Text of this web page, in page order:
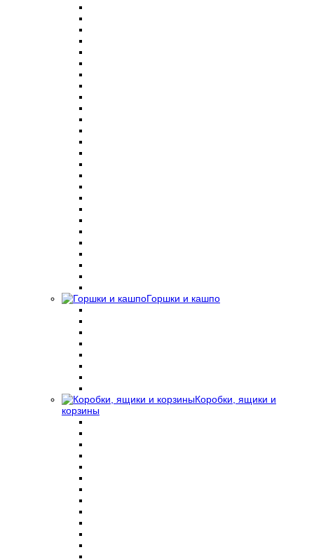
Горшки и кашпо
Коробки, ящики и
корзины